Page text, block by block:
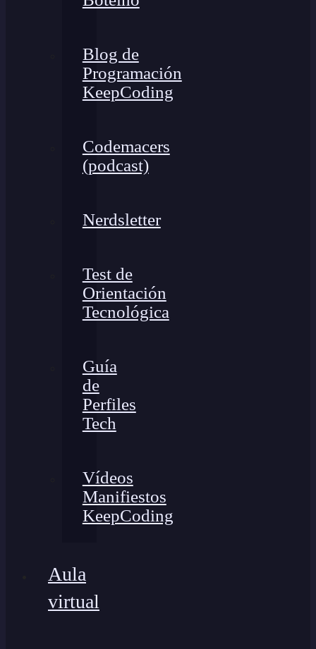
Blog de
Programación
KeepCoding
Codemacers
(podcast)
Nerdsletter
Test de
Orientación
Tecnológica
Guía
de
Perfiles
Tech
Vídeos
Manifiestos
KeepCoding
Aula
virtual